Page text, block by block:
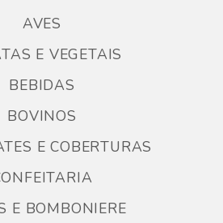
AVES
E VEGETAIS
BEBIDAS
BOVINOS
E COBERTURAS
E BOMBONIERE